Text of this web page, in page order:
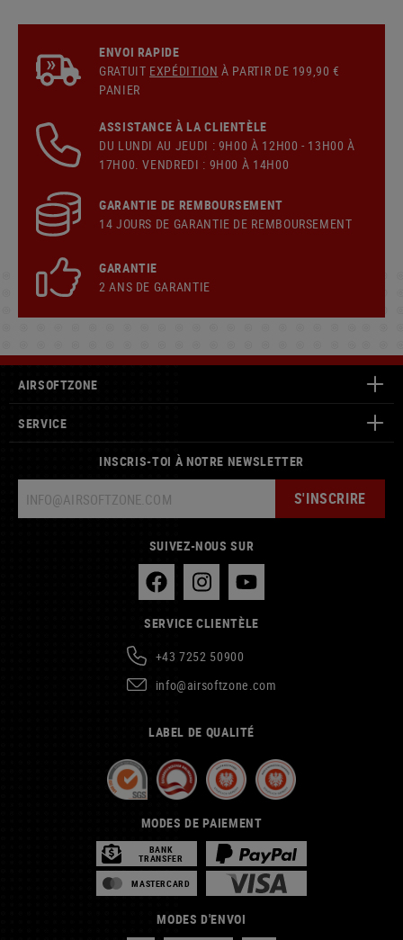
ENVOI RAPIDE
GRATUIT EXPÉDITION À PARTIR DE 199,90 €
PANIER
ASSISTANCE À LA CLIENTÈLE
DU LUNDI AU JEUDI : 9H00 À 12H00 - 13H00 À
17H00. VENDREDI : 9H00 À 14H00
GARANTIE DE REMBOURSEMENT
14 JOURS DE GARANTIE DE REMBOURSEMENT
GARANTIE
2 ANS DE GARANTIE
AIRSOFTZONE
SERVICE
INSCRIS-TOI À NOTRE NEWSLETTER
S'INSCRIRE
SUIVEZ-NOUS SUR
SERVICE CLIENTÈLE
+43 7252 50900
info@airsoftzone.com
LABEL DE QUALITÉ
MODES DE PAIEMENT
BANK
TRANSFER
MASTERCARD
MODES D'ENVOI